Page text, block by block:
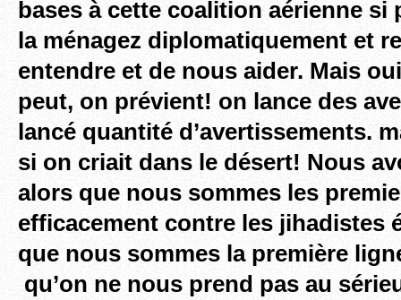
bases à cette coalition aérienne si
la ménagez diplomatiquement et
entendre et de nous aider. Mais
peut, on prévient! on lance des
lancé quantité d’avertissements.
si on criait dans le désert! Nous
alors que nous sommes les
efficacement contre les jihadistes
que nous sommes la première
qu’on ne nous prend pas au